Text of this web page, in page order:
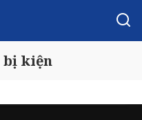
bị kiện